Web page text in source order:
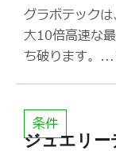
グラボテック
大10倍高速な
ち破ります。 ...
条件
ジュエリー